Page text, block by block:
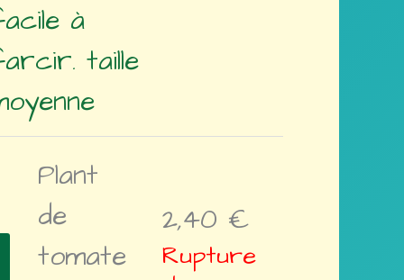
à
taille
Plant
de
tomate
2,40 €
Rupture